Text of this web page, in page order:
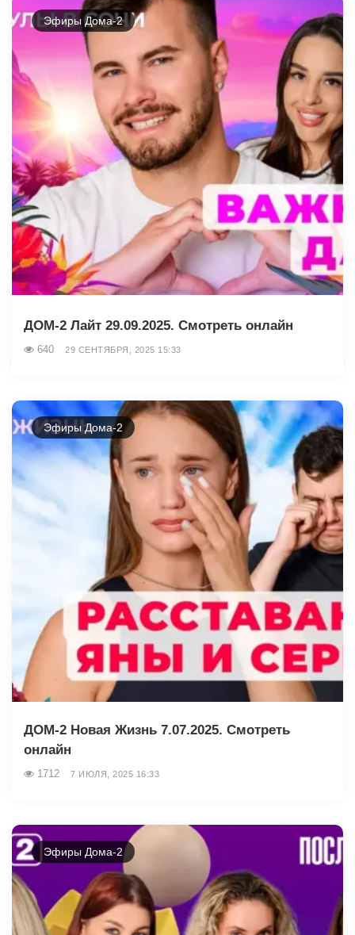
Эфиры Дома-2
ДОМ-2 Лайт 29.09.2025. Смотреть онлайн
640 29 СЕНТЯБРЯ, 2025 15:33
Эфиры Дома-2
ДОМ-2 Новая Жизнь 7.07.2025. Смотреть
онлайн
1712 7 ИЮЛЯ, 2025 16:33
Эфиры Дома-2